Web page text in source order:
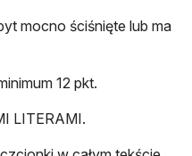
mocno ściśnięte lub ma
12 pkt.
LITERAMI.